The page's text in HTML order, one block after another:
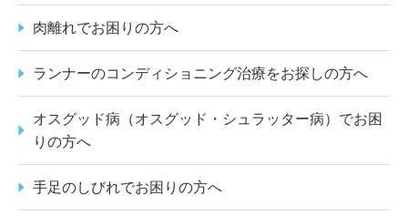
肉離れでお困りの方へ
ランナーのコンディショニング治療をお探しの方へ
オスグッド病（オスグッド・シュラッター病）でお困
りの方へ
手足のしびれでお困りの方へ